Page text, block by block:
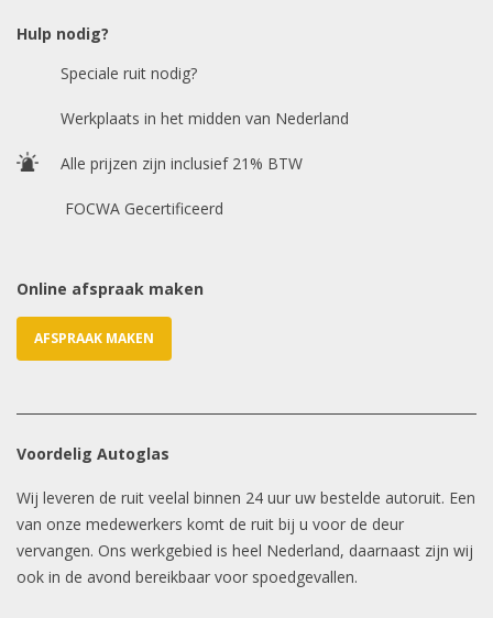
E-mailadres *
Hulp nodig?
Speciale ruit nodig?
Werkplaats in het midden van Nederland
Alle prijzen zijn inclusief 21% BTW
FOCWA Gecertificeerd
Online afspraak maken
AFSPRAAK MAKEN
Voordelig Autoglas
Wij leveren de ruit veelal binnen 24 uur uw bestelde autoruit. Een
van onze medewerkers komt de ruit bij u voor de deur
vervangen. Ons werkgebied is heel Nederland, daarnaast zijn wij
ook in de avond bereikbaar voor spoedgevallen.